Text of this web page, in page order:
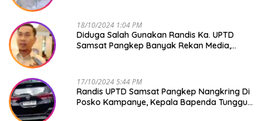
18/10/2024 1:04 PM
Diduga Salah Gunakan Randis Ka. UPTD
Samsat Pangkep Banyak Rekan Media,
17/10/2024 5:44 PM
Randis UPTD Samsat Pangkep Nangkring Di
Posko Kampanye, Kepala Bapenda Tunggu